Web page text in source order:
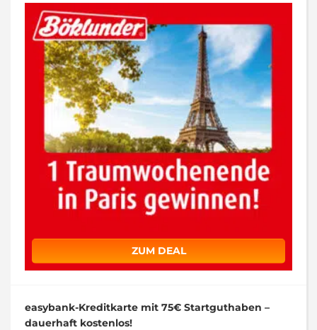
ZUM DEAL
easybank-Kreditkarte mit 75€ Startguthaben –
dauerhaft kostenlos!